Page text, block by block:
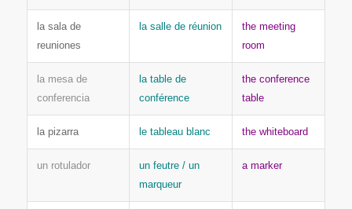
la sala de
reuniones
la salle de réunion
the meeting
room
la mesa de
conferencia
la table de
conférence
the conference
table
la pizarra le tableau blanc the whiteboard
un rotulador
un feutre / un
marqueur
a marker